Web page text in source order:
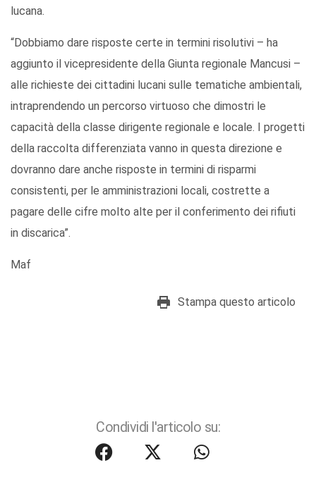
lucana.
“Dobbiamo dare risposte certe in termini risolutivi – ha
aggiunto il vicepresidente della Giunta regionale Mancusi –
alle richieste dei cittadini lucani sulle tematiche ambientali,
intraprendendo un percorso virtuoso che dimostri le
capacità della classe dirigente regionale e locale. I progetti
della raccolta differenziata vanno in questa direzione e
dovranno dare anche risposte in termini di risparmi
consistenti, per le amministrazioni locali, costrette a
pagare delle cifre molto alte per il conferimento dei rifiuti
in discarica”.
Maf
Stampa questo articolo
Condividi l'articolo su: